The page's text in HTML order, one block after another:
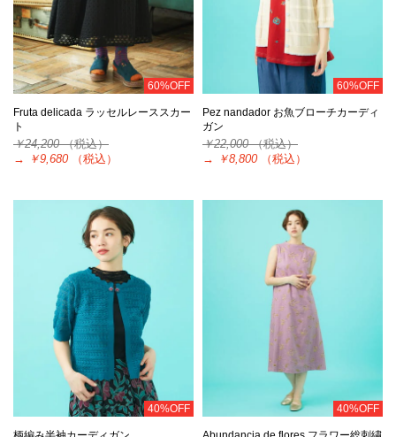
60%OFF
Fruta delicada ラッセルレーススカー
ト
￥24,200（税込）
→
￥9,680 （税込）
60%OFF
Pez nandador お魚ブローチカーディ
ガン
￥22,000（税込）
→
￥8,800 （税込）
40%OFF 40%OFF